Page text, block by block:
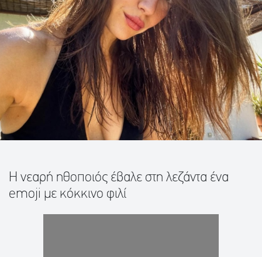
Η νεαρή ηθοποιός έβαλε στη λεζάντα ένα
emoji με κόκκινο φιλί